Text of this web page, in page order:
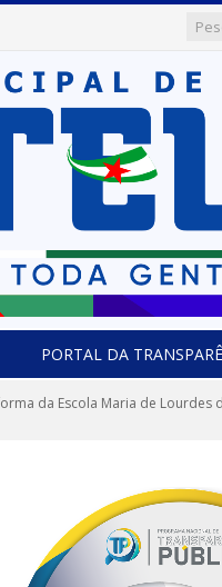
PORTAL DA
da Escola Maria de Lourdes